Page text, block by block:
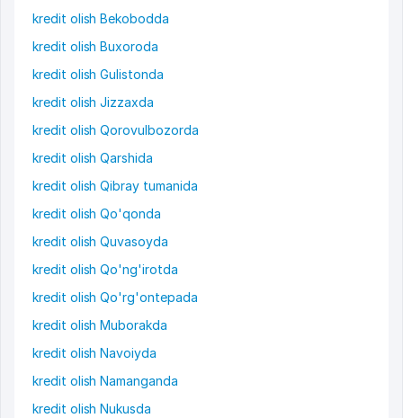
kredit olish Bekobodda
kredit olish Buxoroda
kredit olish Gulistonda
kredit olish Jizzaxda
kredit olish Qorovulbozorda
kredit olish Qarshida
kredit olish Qibray tumanida
kredit olish Qo'qonda
kredit olish Quvasoyda
kredit olish Qo'ng'irotda
kredit olish Qo'rg'ontepada
kredit olish Muborakda
kredit olish Navoiyda
kredit olish Namanganda
kredit olish Nukusda